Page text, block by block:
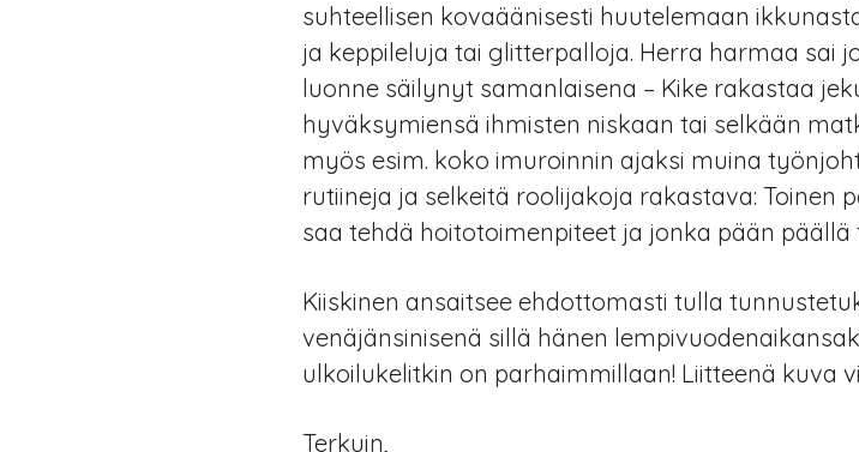
suhteellisen kovaäänisesti huutelemaan
ja keppileluja tai glitterpalloja. Herra harmaa sai
luonne säilynyt samanlaisena – Kike rakastaa
hyväksymiensä ihmisten niskaan tai selkään
myös esim. koko imuroinnin ajaksi muina
rutiineja ja selkeitä roolijakoja rakastava: Toinen
saa tehdä hoitotoimenpiteet ja jonka pään
Kiiskinen ansaitsee ehdottomasti tulla
venäjänsinisenä sillä hänen
ulkoilukelitkin on parhaimmillaan! Liitteenä kuva
Terkuin,